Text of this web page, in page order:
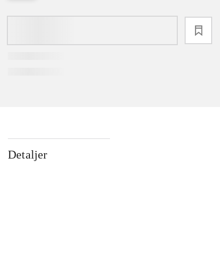
Detaljer